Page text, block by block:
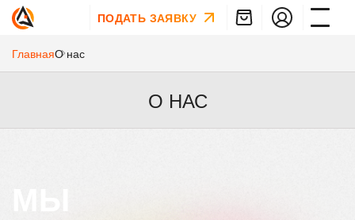
ПОДАТЬ ЗАЯВКУ
ГлавнаяО нас
О НАС